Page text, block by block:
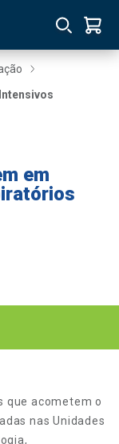
em
que acometem o
nas Unidades